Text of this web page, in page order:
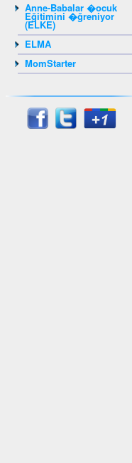
Anne-Babalar �ocuk
Eğitimini �ğreniyor
(ELKE)
ELMA
MomStarter